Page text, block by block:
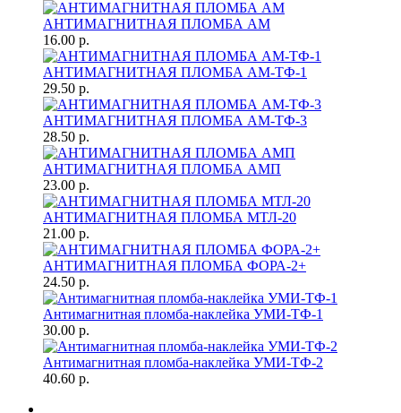
АНТИМАГНИТНАЯ ПЛОМБА АМ
16.00 р.
АНТИМАГНИТНАЯ ПЛОМБА АМ-ТФ-1
29.50 р.
АНТИМАГНИТНАЯ ПЛОМБА АМ-ТФ-3
28.50 р.
АНТИМАГНИТНАЯ ПЛОМБА АМП
23.00 р.
АНТИМАГНИТНАЯ ПЛОМБА МТЛ-20
21.00 р.
АНТИМАГНИТНАЯ ПЛОМБА ФОРА-2+
24.50 р.
Антимагнитная пломба-наклейка УМИ-ТФ-1
30.00 р.
Антимагнитная пломба-наклейка УМИ-ТФ-2
40.60 р.